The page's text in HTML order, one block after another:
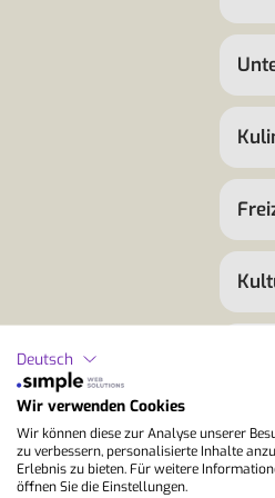
Deutsch
Wir verwenden Cookies
Wir können diese zur Analyse unserer
zu verbessern, personalisierte Inhalte
Erlebnis zu bieten. Für weitere
öffnen Sie die Einstellungen.